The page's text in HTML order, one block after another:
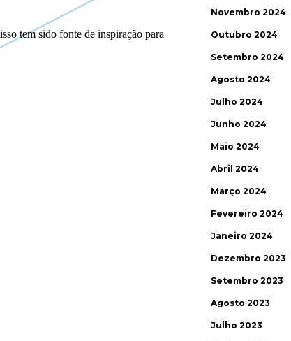
Novembro 2024
Outubro 2024
Setembro 2024
Agosto 2024
Julho 2024
Junho 2024
Maio 2024
Abril 2024
Março 2024
Fevereiro 2024
Janeiro 2024
Dezembro 2023
Setembro 2023
Agosto 2023
Julho 2023